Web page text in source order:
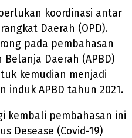
koordinasi antar
Daerah (OPD).
pada pembahasan
Daerah (APBD)
kemudian menjadi
induk APBD tahun 2021.
kembali pembahasan ini
Desease (Covid-19)